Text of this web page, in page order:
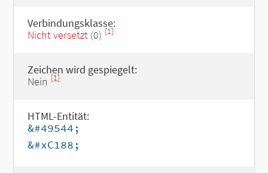
Verbindungsklasse:
Nicht versetzt(0) [1]
Zeichen wird gespiegelt:
Nein [1]
HTML-Entität:
&#49544;
&#xC188;